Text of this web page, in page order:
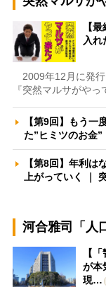
【
入
2009年12月に発行
『突然マルサがや
【第9回】もう
た”ヒミツのお金
【第8回】年利
上がっていく ｜
河合雅司「人
【
が本
現…